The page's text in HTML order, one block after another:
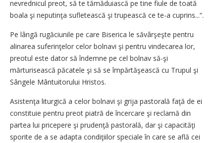
nevrednicul preot, să te tămăduiască pe tine fiule de toată
boala şi neputinţa sufletească şi trupească ce te-a cuprins...“.
Pe lângă rugăciunile pe care Biserica le săvârşeşte pentru
alinarea suferinţelor celor bolnavi şi pentru vindecarea lor,
preotul este dator să îndemne pe cel bolnav să-şi
mărturisească păcatele şi să se împărtăşească cu Trupul şi
Sângele Mântuitorului Hristos.
Asistenţa liturgică a celor bolnavi şi grija pastorală faţă de ei
constituie pentru preot piatră de încercare şi reclamă din
partea lui pricepere şi prudenţă pastorală, dar şi capacităţi
sporite de a se adapta condiţiilor speciale în care se află cei